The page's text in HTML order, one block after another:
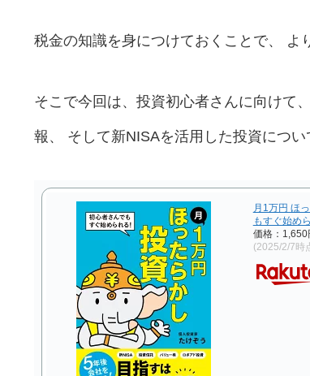
税金の知識を身につけておくことで、 よ
そこで今回は、投資初心者さんに向けて
報、 そして新NISAを活用した投資につい
月1万円 ほ
もすぐ始め
価格：1,650
(2025/2/7時